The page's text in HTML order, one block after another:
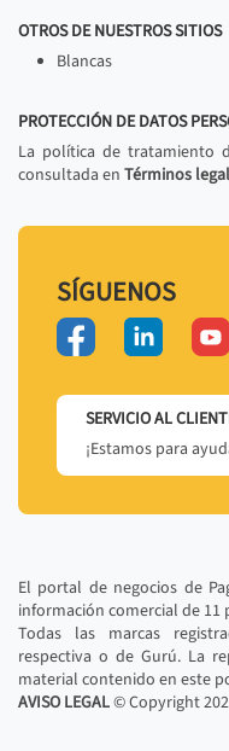
OTROS DE NUESTROS SITIOS
Blancas
PROTECCIÓN DE DATOS
La política de tratamiento
consultada en Términos
SÍGUENOS
SERVICIO AL
¡Estamos para
El portal de negocios de
información comercial de 11
Todas las marcas
respectiva o de Gurú. La
material contenido en este
AVISO LEGAL© Copyright